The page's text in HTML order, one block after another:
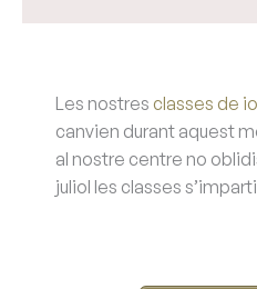
Les nostres classes de
canvien durant aquest
al nostre centre no
juliol les classes